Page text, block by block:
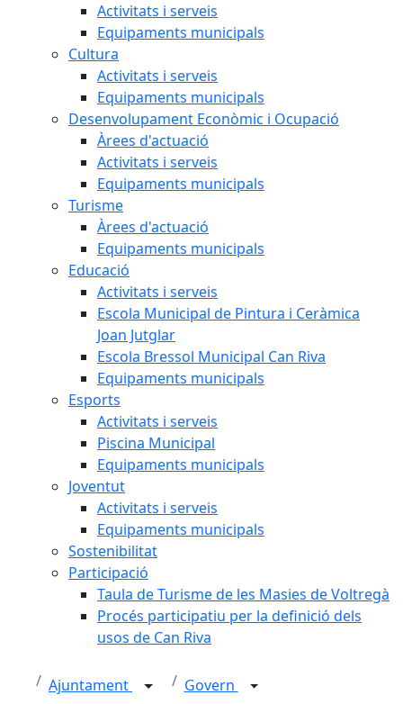
Activitats i serveis
Equipaments municipals
Cultura
Activitats i serveis
Equipaments municipals
Desenvolupament Econòmic i Ocupació
Àrees d'actuació
Activitats i serveis
Equipaments municipals
Turisme
Àrees d'actuació
Equipaments municipals
Educació
Activitats i serveis
Escola Municipal de Pintura i Ceràmica
Joan Jutglar
Escola Bressol Municipal Can Riva
Equipaments municipals
Esports
Activitats i serveis
Piscina Municipal
Equipaments municipals
Joventut
Activitats i serveis
Equipaments municipals
Sostenibilitat
Participació
Taula de Turisme de les Masies de Voltregà
Procés participatiu per la definició dels
usos de Can Riva
Ajuntament
Govern